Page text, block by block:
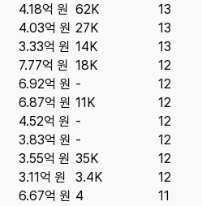
4.18억 원 62K
13
4.03억 원 27K
13
3.33억 원 14K
13
7.77억 원 18K
12
6.92억 원 -
12
6.87억 원 11K
12
4.52억 원 -
12
3.83억 원 -
12
3.55억 원 35K
12
3.11억 원 3.4K
12
6.67억 원 4
11